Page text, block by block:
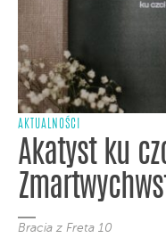
AKTUALNOŚCI
Akatyst ku
Bracia z Freta 10